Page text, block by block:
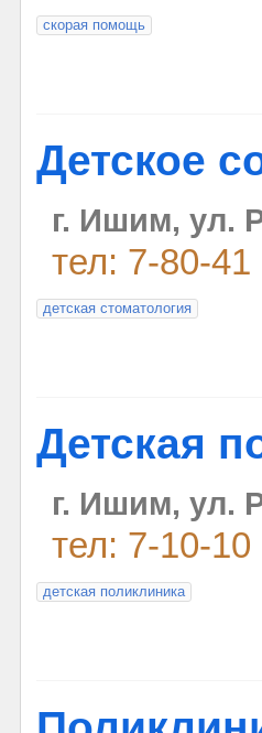
скорая помощь
Детское
г. Ишим, ул.
тел: 7-80-41
детская стоматология
Детская
г. Ишим, ул.
тел: 7-10-10
детская поликлиника